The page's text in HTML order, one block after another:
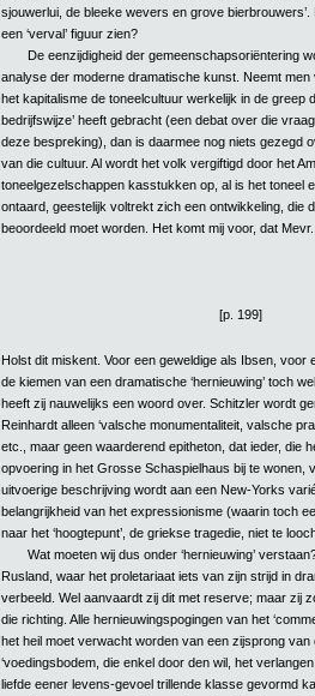
sjouwerlui, de bleeke wevers en grove
een ‘verval’ figuur zien?
De eenzijdigheid der gemeenschapsoriëntering
analyse der moderne dramatische kunst. Neemt men
het kapitalisme de toneelcultuur werkelijk in de greep
bedrijfswijze’ heeft gebracht (een debat over die
deze bespreking), dan is daarmee nog niets gezegd
van die cultuur. Al wordt het volk vergiftigd door het
toneelgezelschappen kasstukken op, al is het toneel
ontaard, geestelijk voltrekt zich een ontwikkeling, die
beoordeeld moet worden. Het komt mij voor, dat
[p. 199]
Holst dit miskent. Voor een geweldige als Ibsen, voor
de kiemen van een dramatische ‘hernieuwing’ toch
heeft zij nauwelijks een woord over. Schitzler wordt
Reinhardt alleen ‘valsche monumentaliteit, valsche
etc., maar geen waarderend epitheton, dat ieder, die
opvoering in het Grosse Schaspielhaus bij te wonen,
uitvoerige beschrijving wordt aan een New-Yorks
belangrijkheid van het expressionisme (waarin toch
naar het ‘hoogtepunt’, de griekse tragedie, niet te
Wat moeten wij dus onder ‘hernieuwing’
Rusland, waar het proletariaat iets van zijn strijd in
verbeeld. Wel aanvaardt zij dit met reserve; maar zij
die richting. Alle hernieuwingspogingen van het
het heil moet verwacht worden van een zijsprong van
‘voedingsbodem, die enkel door den wil, het
liefde eener levens-gevoel trillende klasse gevormd